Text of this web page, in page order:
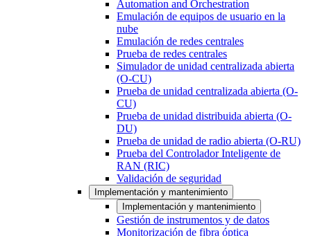
Automation and Orchestration
Emulación de equipos de usuario en la
nube
Emulación de redes centrales
Prueba de redes centrales
Simulador de unidad centralizada abierta
(O-CU)
Prueba de unidad centralizada abierta (O-
CU)
Prueba de unidad distribuida abierta (O-
DU)
Prueba de unidad de radio abierta (O-RU)
Prueba del Controlador Inteligente de
RAN (RIC)
Validación de seguridad
Implementación y mantenimiento
Implementación y mantenimiento
Gestión de instrumentos y de datos
Monitorización de fibra óptica